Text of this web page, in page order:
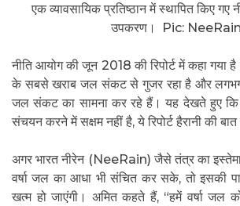
एक व्यावसायिक प्रतिष्ठान में स्थापित किए
उपकरण। Pic: NeeRain
नीति आयोग की जून 2018 की रिपोर्ट में कहा गया
के सबसे खराब जल संकट से गुजर रहा है और
जल संकट का सामना कर रहे हैं। यह देखते हुए कि
संचयन करने में सक्षम नहीं है, ये रिपोर्ट हैरानी की बात
अगर भारत नीरेन (NeeRain) जैसे तंत्र का
वर्षा जल का आधा भी संचित कर सके, तो इसकी
खत्म हो जाएंगी। अमित कहते हैं, “हमें वर्षा जल